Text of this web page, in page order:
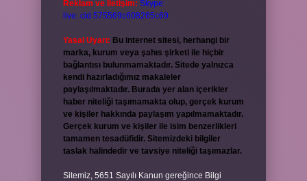
Reklam ve İletişim: Skype:
live:.cid.575569c608265c69
Yasal Uyarı: Bu internet sitesi, herhangi bir
marka, kurum veya şahıs şirketi ile hiçbir
bağlantısı bulunmamaktadır. Sitede yalnızca
kendi hazırladığımız makaleler
paylaşılmaktadır. Burada yer alan içerikler
haber niteliği taşımamakta olup, gerçek kurum
ve kişiler hakkında paylaşım yapılmamaktadır.
Gerçek kurum ve kişiler ile isim benzerlikleri
tamamen tesadüfidir. Sitemizdeki bilgiler
taslak halindedir ve tavsiye niteliği taşımazlar.
Sitemiz, 5651 Sayılı Kanun gereğince Bilgi